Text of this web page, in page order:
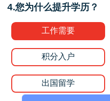
4.您为什么提升学历？
工作需要
积分入户
出国留学